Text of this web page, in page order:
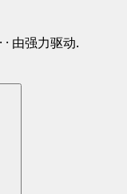
由强力驱动.